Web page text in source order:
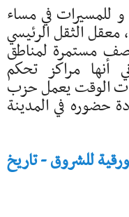
للمسيرات في مساء
معقل الثقل الرئيسي
قصف مستمرة لمناطق
أنها مراكز تحكم
الوقت يعمل حزب
حضوره في المدينة
للشروق - تاريخ